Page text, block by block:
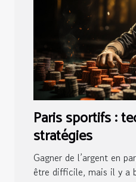
Paris sportifs :
stratégies
Gagner de l’argent en
être difficile, mais il y a